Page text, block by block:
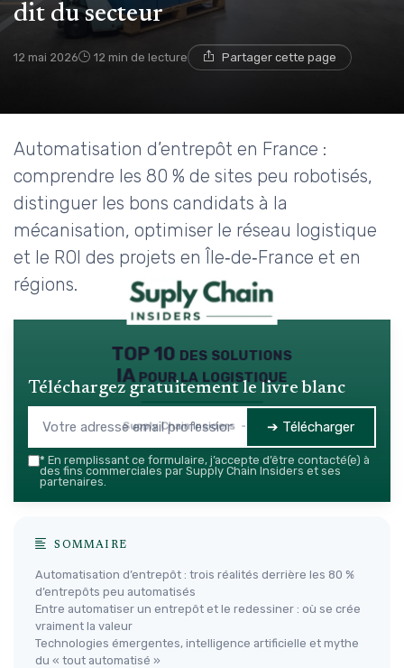
dit du secteur
12 mai 2026 12 min de lecture Partager cette page
Automatisation d’entrepôt en France :
comprendre les 80 % de sites peu robotisés,
distinguer les bons candidats à la
mécanisation, optimiser le réseau logistique
et le ROI des projets en Île‑de‑France et en
régions.
TOP 10 des solutions
IA pour la logistique
Supply Chain Insiders — 2026
Téléchargez gratuitement le livre blanc
➔ Télécharger
* En remplissant ce formulaire, j’accepte d’être contacté(e) à
des fins commerciales par Supply Chain Insiders et ses
partenaires.
SOMMAIRE
Automatisation d’entrepôt : trois réalités derrière les 80 %
d’entrepôts peu automatisés
Entre automatiser un entrepôt et le redessiner : où se crée
vraiment la valeur
Technologies émergentes, intelligence artificielle et mythe
du « tout automatisé »